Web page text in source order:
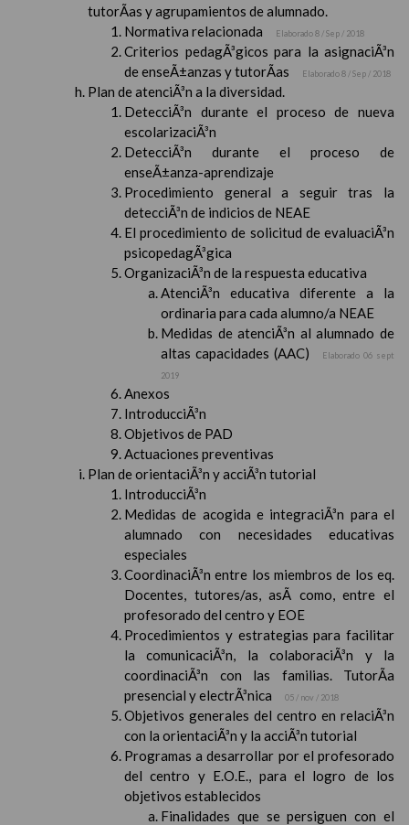
tutorÃ­as y agrupamientos de alumnado.
Normativa relacionada
Elaborado 8 / Sep / 2018
Criterios pedagÃ³gicos para la asignaciÃ³n
de enseÃ±anzas y tutorÃ­as
Elaborado 8 / Sep / 2018
Plan de atenciÃ³n a la diversidad.
DetecciÃ³n durante el proceso de nueva
escolarizaciÃ³n
DetecciÃ³n durante el proceso de
enseÃ±anza-aprendizaje
Procedimiento general a seguir tras la
detecciÃ³n de indicios de NEAE
El procedimiento de solicitud de evaluaciÃ³n
psicopedagÃ³gica
OrganizaciÃ³n de la respuesta educativa
AtenciÃ³n educativa diferente a la
ordinaria para cada alumno/a NEAE
Medidas de atenciÃ³n al alumnado de
altas capacidades (AAC)
Elaborado 06 sept
2019
Anexos
IntroducciÃ³n
Objetivos de PAD
Actuaciones preventivas
Plan de orientaciÃ³n y acciÃ³n tutorial
IntroducciÃ³n
Medidas de acogida e integraciÃ³n para el
alumnado con necesidades educativas
especiales
CoordinaciÃ³n entre los miembros de los eq.
Docentes, tutores/as, asÃ­ como, entre el
profesorado del centro y EOE
Procedimientos y estrategias para facilitar
la comunicaciÃ³n, la colaboraciÃ³n y la
coordinaciÃ³n con las familias. TutorÃ­a
presencial y electrÃ³nica
05 / nov / 2018
Objetivos generales del centro en relaciÃ³n
con la orientaciÃ³n y la acciÃ³n tutorial
Programas a desarrollar por el profesorado
del centro y E.O.E., para el logro de los
objetivos establecidos
Finalidades que se persiguen con el